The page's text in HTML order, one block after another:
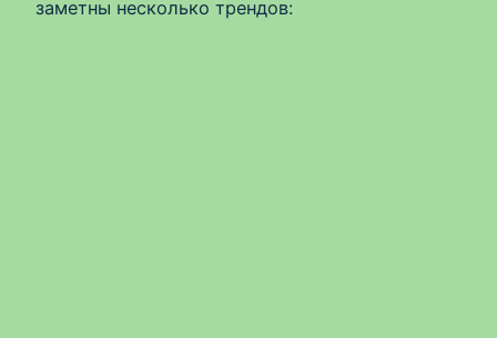
заметны несколько трендов: